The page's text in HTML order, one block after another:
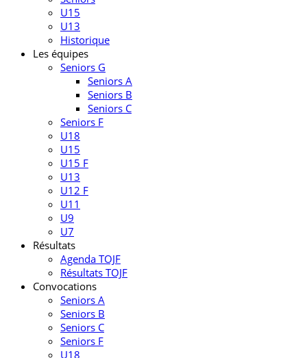
U15
U13
Historique
Les équipes
Seniors G
Seniors A
Seniors B
Seniors C
Seniors F
U18
U15
U15 F
U13
U12 F
U11
U9
U7
Résultats
Agenda TOJF
Résultats TOJF
Convocations
Seniors A
Seniors B
Seniors C
Seniors F
U18